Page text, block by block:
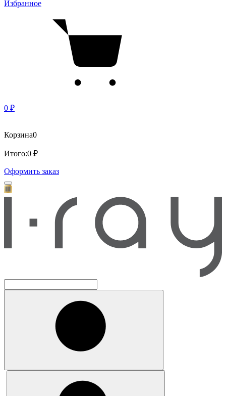
Избранное
0 ₽
Корзина0
Итого:0 ₽
Оформить заказ